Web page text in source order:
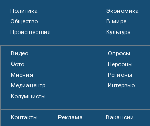
Политика
Экономика
Общество
В мире
Происшествия
Культура
Видео
Опросы
Фото
Персоны
Мнения
Регионы
Медиацентр
Интервью
Колумнисты
Контакты Реклама Вакансии